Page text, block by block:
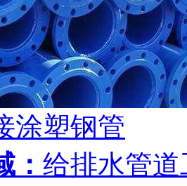
涂塑钢管
： 给排水管道